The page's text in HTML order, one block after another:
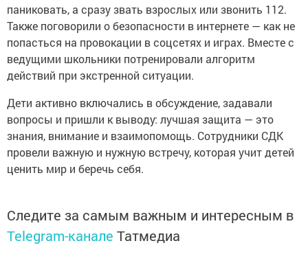
паниковать, а сразу звать взрослых или звонить 112.
Также поговорили о безопасности в интернете — как не
попасться на провокации в соцсетях и играх. Вместе с
ведущими школьники потренировали алгоритм
действий при экстренной ситуации.
Дети активно включались в обсуждение, задавали
вопросы и пришли к выводу: лучшая защита — это
знания, внимание и взаимопомощь. Сотрудники СДК
провели важную и нужную встречу, которая учит детей
ценить мир и беречь себя.
Следите за самым важным и интересным в
Telegram-канале Татмедиа